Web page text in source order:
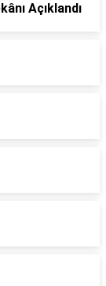
Açıklandı